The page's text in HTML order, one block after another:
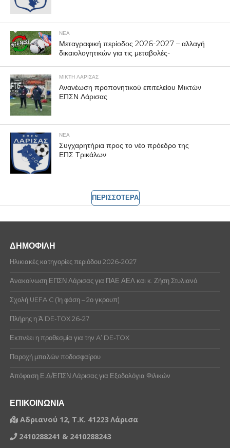
ΝΕΑ
Μεταγραφική περίοδος 2026-2027 – αλλαγή
δικαιολογητικών για τις μεταβολές-
ΜΙΚΤΗ ΛΑΡΙΣΑΣ
Ανανέωση προπονητικού επιτελείου Μικτών
ΕΠΣΝ Λάρισας
ΝΕΑ
Συγχαρητήρια προς το νέο πρόεδρο της
ΕΠΣ Τρικάλων
ΠΕΡΙΣΣΟΤΕΡΑ
ΔΗΜΟΦΙΛΗ
Ηλικιακές κατηγορίες περιόδου 2026-2027
Ανακοίνωση ΕΠΣΝ Λάρισας για ΠΑΕ ΑΕΛ και κ. Ζήση Στυλιανό.
Σχολή UEFA C (1η φάση – 2ο γκρουπ)
Πλήρης η Ά DE-TOX 26-27
Εκπνέει η προθεσμία για την A’ DE-TOX
Παροχή μπαλών ποδοσφαίρου
Απόφαση Ε.Δ/ΕΠΣΝ Λάρισας για Εξοδολόγια Φιλικών
ΕΠΙΚΟΙΝΩΝΙΑ
Αδριανού 12, Τ.Κ. 41223 Λάρισα
2410288241 & 2410288243